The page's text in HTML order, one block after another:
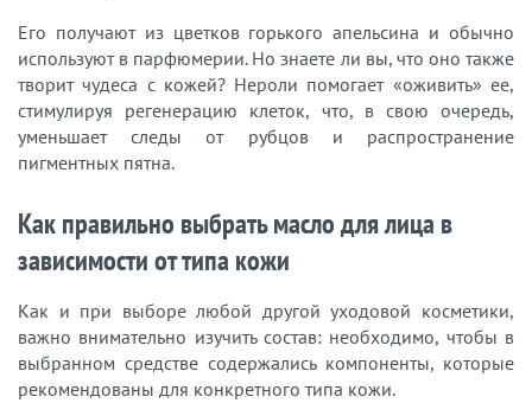
Его получают из цветков горького апельсина и обычно
используют в парфюмерии. Но знаете ли вы, что оно также
творит чудеса с кожей? Нероли помогает «оживить» ее,
стимулируя регенерацию клеток, что, в свою очередь,
уменьшает следы от рубцов и распространение
пигментных пятна.
Как правильно выбрать масло для лица в
зависимости от типа кожи
Как и при выборе любой другой уходовой косметики,
важно внимательно изучить состав: необходимо, чтобы в
выбранном средстве содержались компоненты, которые
рекомендованы для конкретного типа кожи.